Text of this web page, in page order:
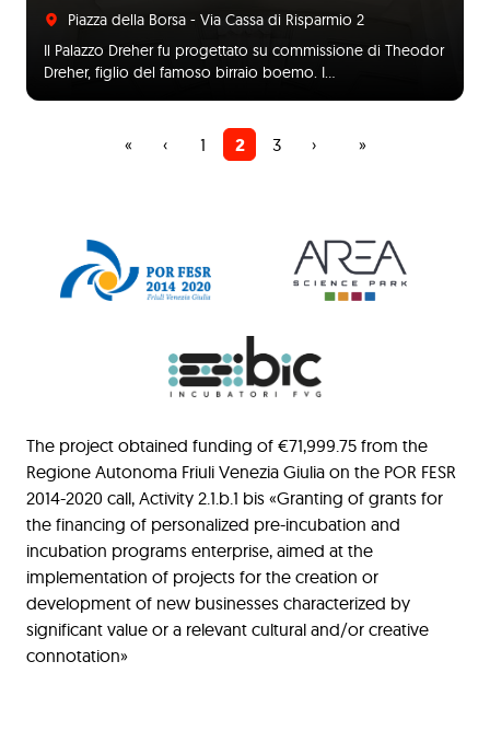
Piazza della Borsa - Via Cassa di Risparmio 2
Il Palazzo Dreher fu progettato su commissione di Theodor
Dreher, figlio del famoso birraio boemo. I…
Prima
«
Pagina
‹ Pagina
1
Pagina
2 Pagina
3
Pagina
›
Ultima
»
The project obtained funding of €71,999.75 from the
Regione Autonoma Friuli Venezia Giulia on the POR FESR
2014-2020 call, Activity 2.1.b.1 bis «Granting of grants for
the financing of personalized pre-incubation and
incubation programs enterprise, aimed at the
implementation of projects for the creation or
development of new businesses characterized by
significant value or a relevant cultural and/or creative
connotation»